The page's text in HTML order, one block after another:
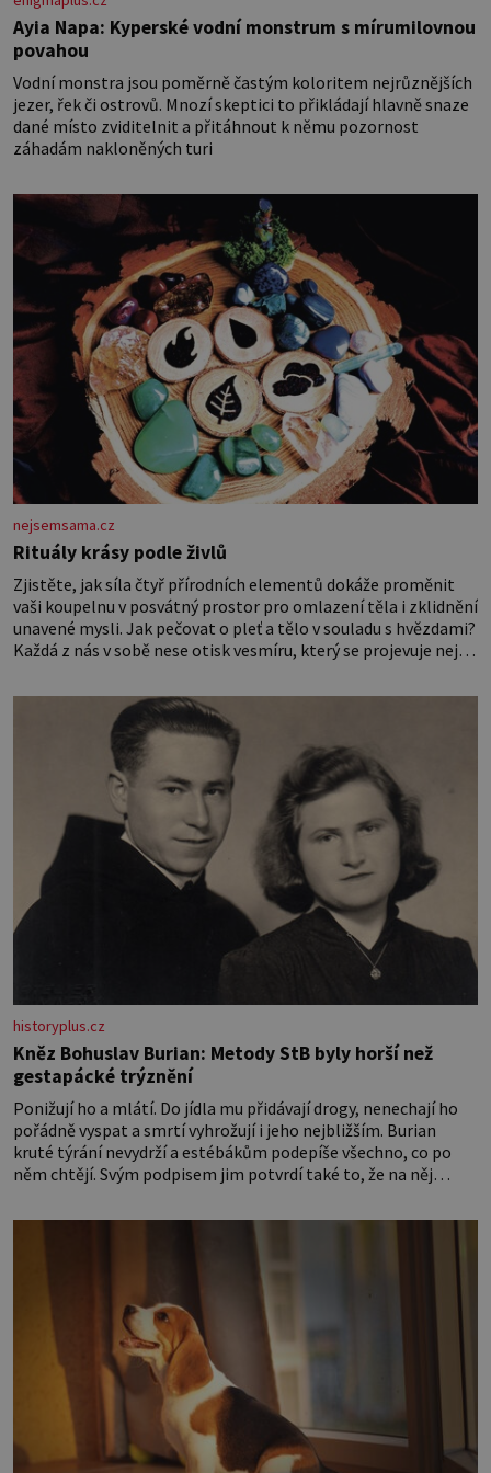
Ayia Napa: Kyperské vodní monstrum s mírumilovnou
povahou
Vodní monstra jsou poměrně častým koloritem nejrůznějších
jezer, řek či ostrovů. Mnozí skeptici to přikládají hlavně snaze
dané místo zviditelnit a přitáhnout k němu pozornost
záhadám nakloněných turi
nejsemsama.cz
Rituály krásy podle živlů
Zjistěte, jak síla čtyř přírodních elementů dokáže proměnit
vaši koupelnu v posvátný prostor pro omlazení těla i zklidnění
unavené mysli. Jak pečovat o pleť a tělo v souladu s hvězdami?
Každá z nás v sobě nese otisk vesmíru, který se projevuje nejen
Ženy narozené ve znamení Berana, Lva a Střelce v sobě nesou
žár, odvahu a neutuchající elán. Vaše
historyplus.cz
Kněz Bohuslav Burian: Metody StB byly horší než
gestapácké trýznění
Ponižují ho a mlátí. Do jídla mu přidávají drogy, nenechají ho
pořádně vyspat a smrtí vyhrožují i jeho nejbližším. Burian
kruté týrání nevydrží a estébákům podepíše všechno, co po
něm chtějí. Svým podpisem jim potvrdí také to, že na něj
Syn brněnského řezníka chce být knězem a